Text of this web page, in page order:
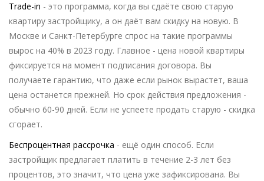
Trade-in - это программа, когда вы сдаёте свою старую
квартиру застройщику, а он даёт вам скидку на новую. В
Москве и Санкт-Петербурге спрос на такие программы
вырос на 40% в 2023 году. Главное - цена новой квартиры
фиксируется на момент подписания договора. Вы
получаете гарантию, что даже если рынок вырастет, ваша
цена останется прежней. Но срок действия предложения -
обычно 60-90 дней. Если не успеете продать старую - скидка
сгорает.
Беспроцентная рассрочка - ещё один способ. Если
застройщик предлагает платить в течение 2-3 лет без
процентов, это значит, что цена уже зафиксирована. Вы